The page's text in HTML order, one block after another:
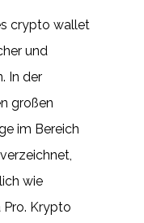
crypto wallet
und
In der
großen
im Bereich
wie
Pro. Krypto